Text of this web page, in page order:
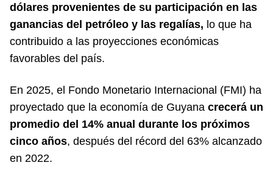
dólares provenientes de su participación en las
ganancias del petróleo y las regalías, lo que ha
contribuido a las proyecciones económicas
favorables del país.
En 2025, el Fondo Monetario Internacional (FMI) ha
proyectado que la economía de Guyana crecerá un
promedio del 14% anual durante los próximos
cinco años, después del récord del 63% alcanzado
en 2022.